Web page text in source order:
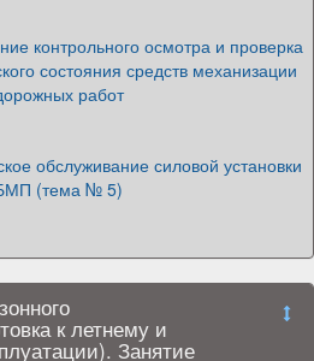
контрольного осмотра и проверка
состояния средств механизации
работ
обслуживание силовой установки
(тема № 5)
к летнему и
Занятие